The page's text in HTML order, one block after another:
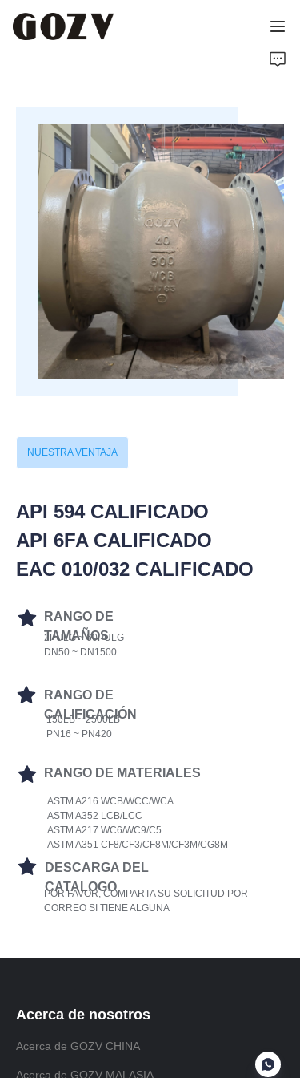
API 594 CALIFICADO
API 6FA CALIFICADO
EAC 010/032 CALIFICADO
RANGO DE
TAMAÑOS
2PULG ~ 60PULG
DN50 ~ DN1500
RANGO DE
CALIFICACIÓN
150LB ~ 2500LB
PN16 ~ PN420
RANGO DE MATERIALES
ASTM A216 WCB/WCC/WCA
ASTM A352 LCB/LCC
ASTM A217 WC6/WC9/C5
ASTM A351 CF8/CF3/CF8M/CF3M/CG8M
DESCARGA DEL
CATALOGO
POR FAVOR, COMPARTA SU SOLICITUD POR
CORREO SI TIENE ALGUNA
NUESTRA VENTAJA
Acerca de nosotros
Acerca de GOZV CHINA
Acerca de GOZV MALASIA
PRODUCTOS
CONTACTO
NOTICIAS
RECURSOS TÉCNICOS